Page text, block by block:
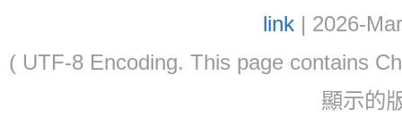
link| 2026-
( UTF-8 Encoding. This page contains
顯示的